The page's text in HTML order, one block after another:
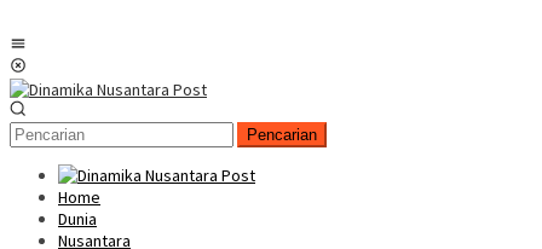
Pencarian
Home
Dunia
Nusantara